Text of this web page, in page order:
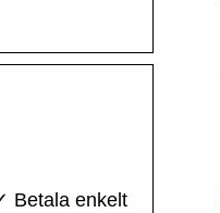
Betala enkelt